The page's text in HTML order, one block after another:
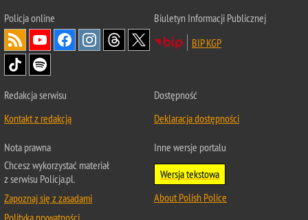
Policjaonline
Biuletyn Informacji Publicznej
BIP KGP
Redakcja serwisu
Kontakt z redakcją
Dostępność
Deklaracja dostępności
Nota prawna
Chcesz wykorzystać materiał
z serwisu Policja.pl.
Zapoznaj się z zasadami
Polityka prywatności
Inne wersje portalu
Wersja tekstowa
About Polish Police